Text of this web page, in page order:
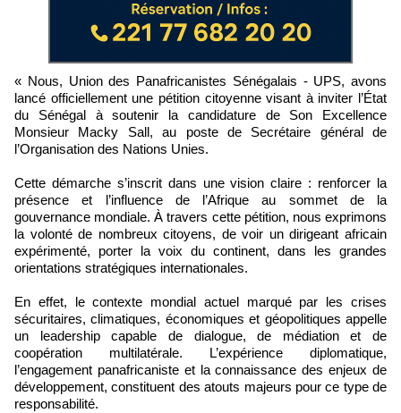
« Nous, Union des Panafricanistes Sénégalais - UPS, avons
lancé officiellement une pétition citoyenne visant à inviter l’État
du Sénégal à soutenir la candidature de Son Excellence
Monsieur Macky Sall, au poste de Secrétaire général de
l’Organisation des Nations Unies.
Cette démarche s’inscrit dans une vision claire : renforcer la
présence et l’influence de l’Afrique au sommet de la
gouvernance mondiale. À travers cette pétition, nous exprimons
la volonté de nombreux citoyens, de voir un dirigeant africain
expérimenté, porter la voix du continent, dans les grandes
orientations stratégiques internationales.
En effet, le contexte mondial actuel marqué par les crises
sécuritaires, climatiques, économiques et géopolitiques appelle
un leadership capable de dialogue, de médiation et de
coopération multilatérale. L’expérience diplomatique,
l’engagement panafricaniste et la connaissance des enjeux de
développement, constituent des atouts majeurs pour ce type de
responsabilité.